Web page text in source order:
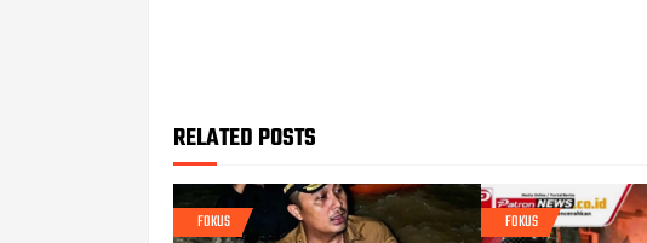
RELATED POSTS
FOKUS FOKUS